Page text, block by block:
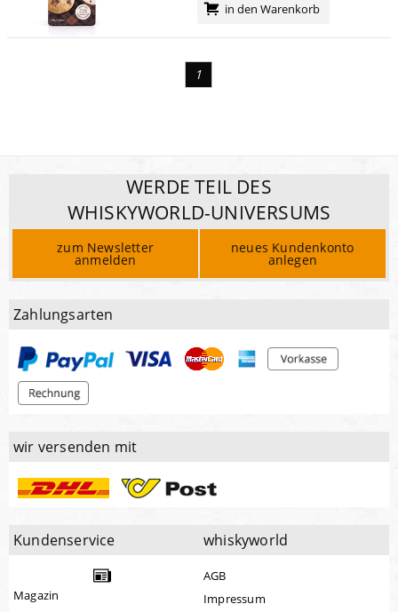
in den Warenkorb
1
WERDE TEIL DES
WHISKYWORLD-UNIVERSUMS
zum Newsletter
anmelden
neues Kundenkonto
anlegen
Zahlungsarten
wir versenden mit
Kundenservice
Magazin
whiskyworld
AGB
Impressum